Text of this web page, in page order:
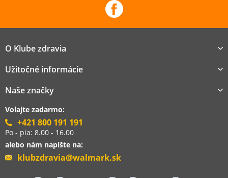
O Klube zdravia
Užitočné informácie
Naše značky
Volajte zadarmo:
+421 800 191 191
Po - pia: 8.00 - 16.00
alebo nám napíšte na:
klubzdravia@walmark.sk